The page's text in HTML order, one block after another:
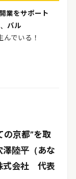
業をサポート
バル
んでいる！
の京都”を取
澤陸平（あな
式会社 代表